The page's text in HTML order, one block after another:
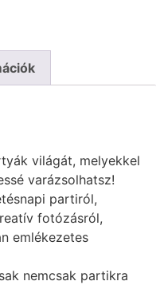
világát, melyekkel
varázsolhatsz!
partiról,
fotózásról,
emlékezetes
nemcsak partikra